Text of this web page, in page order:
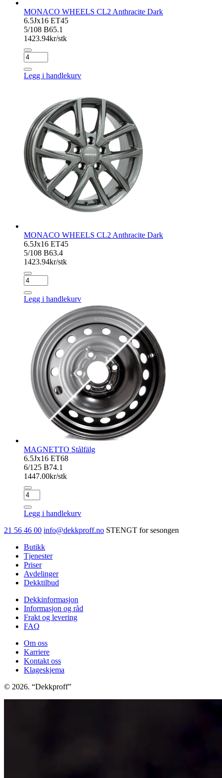
MONACO WHEELS CL2 Anthracite Dark
6.5Jx16 ET45
5/108 B65.1
1423.94kr/stk
MONACO
WHEELS
CL2
Anthracite
Legg i handlekurv
MONACO WHEELS CL2 Anthracite Dark
6.5Jx16 ET45
5/108 B63.4
1423.94kr/stk
MONACO
WHEELS
CL2
Anthracite
Legg i handlekurv
MAGNETTO Stålfälg
6.5Jx16 ET68
6/125 B74.1
1447.00kr/stk
MAGNETTO
Stålfälg
antall
Legg i handlekurv
21 56 46 00 info@dekkproff.no STENGT for sesongen
Butikk
Tjenester
Priser
Avdelinger
Dekktilbud
Dekkinformasjon
Informasjon og råd
Frakt og levering
FAQ
Om oss
Karriere
Kontakt oss
Klageskjema
© 2026. “Dekkproff”